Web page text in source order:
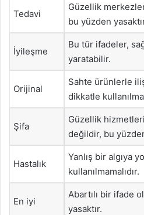
Tedavi
Güzellik
bu yüzden
İyileşme
Bu tür ifadeler,
yaratabilir.
Orijinal
Sahte ürünlerle
dikkatle
Şifa
Güzellik
değildir, bu
Hastalık
Yanlış bir algıya
kullanılmamalıdır.
En iyi
Abartılı bir ifade
yasaktır.